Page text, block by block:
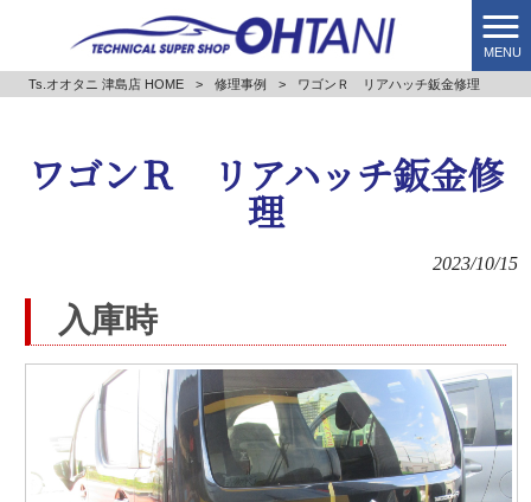
MENU
Ts.オオタニ 津島店 HOME > 修理事例 > ワゴンＲ リアハッチ鈑金修理
ワゴンＲ リアハッチ鈑金修
理
2023/10/15
入庫時